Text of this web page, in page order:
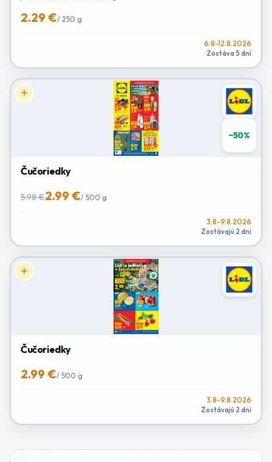
2.29 €/ 250 g
6.8-12.8.2026
Zostáva 5 dní
−50%
Čučoriedky
5.98 €2.99 €/ 500 g
3.8-9.8.2026
Zostávajú 2 dni
Čučoriedky
2.99 €/ 500 g
3.8-9.8.2026
Zostávajú 2 dni